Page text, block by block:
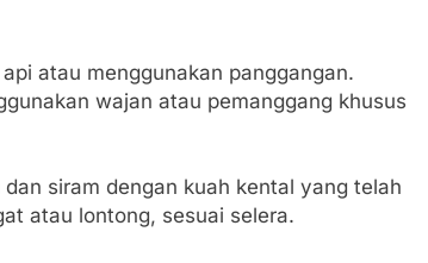
atau menggunakan panggangan.
wajan atau pemanggang khusus
siram dengan kuah kental yang telah
atau lontong, sesuai selera.